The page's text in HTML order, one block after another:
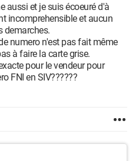
aussi et je suis écoeuré d'à
incomprehensible et aucun
demarches.
numero n'est pas fait même
à faire la carte grise.
pour le vendeur pour
FNI en SIV??????